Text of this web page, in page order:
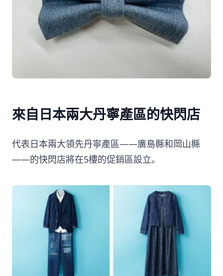
來自日本兩大丹寧產區的快閃店
代表日本兩大領先丹寧產區——廣島縣和岡山縣
——的快閃店將在5樓的促銷區設立。